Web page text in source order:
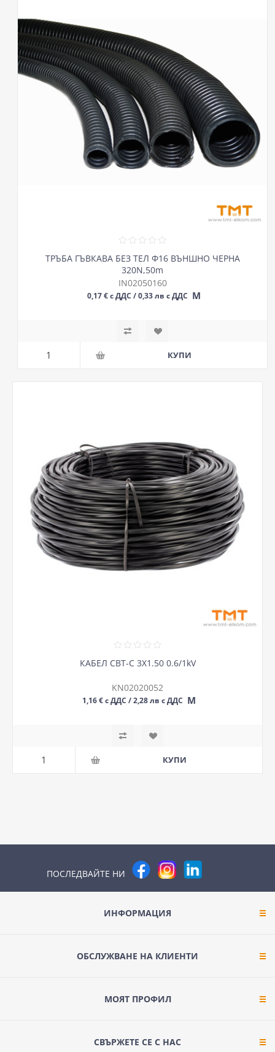
ТРЪБА ГЪВКАВА БЕЗ ТЕЛ Ф16 ВЪНШНО ЧЕРНА
320N,50m
IN02050160
0,17 € с ДДС / 0,33 лв с ДДС М
КАБЕЛ СВТ-С 3Х1.50 0.6/1kV
KN02020052
1,16 € с ДДС / 2,28 лв с ДДС М
ПОСЛЕДВАЙТЕ НИ
ИНФОРМАЦИЯ
ОБСЛУЖВАНЕ НА КЛИЕНТИ
МОЯТ ПРОФИЛ
СВЪРЖЕТЕ СЕ С НАС